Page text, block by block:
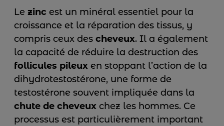
Le zinc est un minéral essentiel pour la
croissance et la réparation des tissus, y
compris ceux des cheveux. Il a également
la capacité de réduire la destruction des
follicules pileux en stoppant l’action de la
dihydrotestostérone, une forme de
testostérone souvent impliquée dans la
chute de cheveux chez les hommes. Ce
processus est particulièrement important